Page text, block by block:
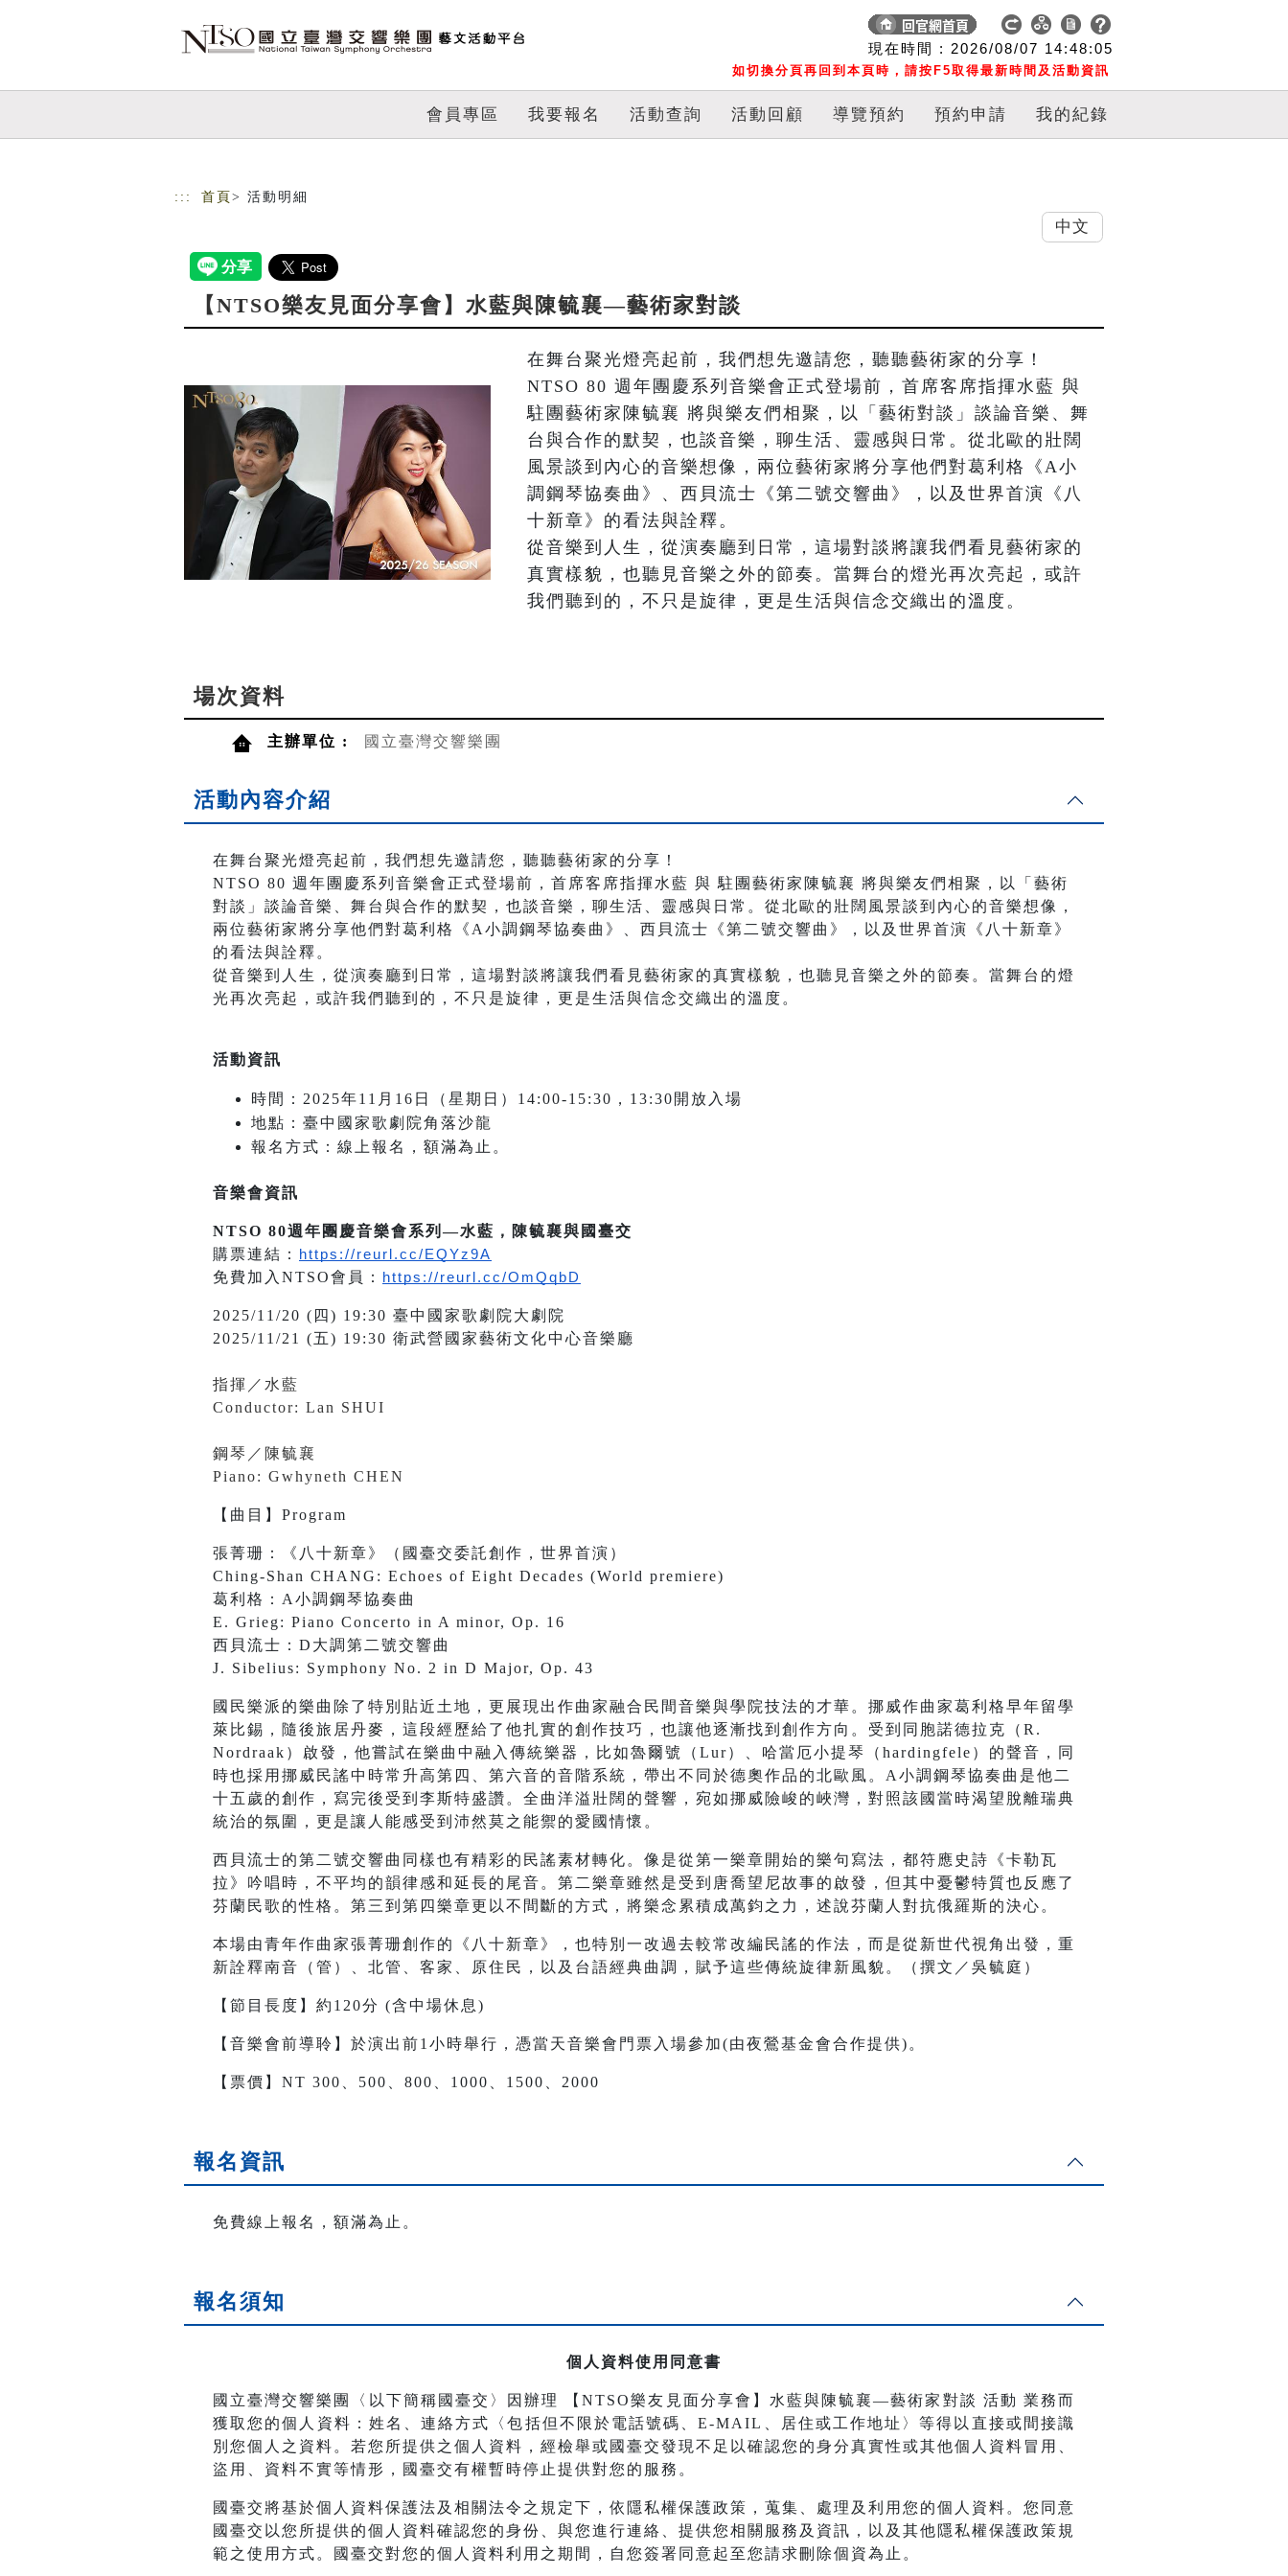
現在時間 : 2026/08/07 14:48:06
如切換分頁再回到本頁時，請按F5取得最新時間及活動資訊
會員專區 我要報名 活動查詢 活動回顧 導覽預約 預約申請 我的紀錄
::: 首頁 > 活動明細
【NTSO樂友見面分享會】水藍與陳毓襄—藝術家對談
在舞台聚光燈亮起前，我們想先邀請您，聽聽藝術家的分享！
NTSO 80 週年團慶系列音樂會正式登場前，首席客席指揮水藍 與
駐團藝術家陳毓襄 將與樂友們相聚，以「藝術對談」談論音樂、舞
台與合作的默契，也談音樂，聊生活、靈感與日常。從北歐的壯闊
風景談到內心的音樂想像，兩位藝術家將分享他們對葛利格《A小
調鋼琴協奏曲》、西貝流士《第二號交響曲》，以及世界首演《八
十新章》的看法與詮釋。
從音樂到人生，從演奏廳到日常，這場對談將讓我們看見藝術家的
真實樣貌，也聽見音樂之外的節奏。當舞台的燈光再次亮起，或許
我們聽到的，不只是旋律，更是生活與信念交織出的溫度。
場次資料
主辦單位 : 國立臺灣交響樂團
活動內容介紹
在舞台聚光燈亮起前，我們想先邀請您，聽聽藝術家的分享！
NTSO 80 週年團慶系列音樂會正式登場前，首席客席指揮水藍 與 駐團藝術家陳毓襄 將與樂友們相聚，以「藝術
對談」談論音樂、舞台與合作的默契，也談音樂，聊生活、靈感與日常。從北歐的壯闊風景談到內心的音樂想像，
兩位藝術家將分享他們對葛利格《A小調鋼琴協奏曲》、西貝流士《第二號交響曲》，以及世界首演《八十新章》
的看法與詮釋。
從音樂到人生，從演奏廳到日常，這場對談將讓我們看見藝術家的真實樣貌，也聽見音樂之外的節奏。當舞台的燈
光再次亮起，或許我們聽到的，不只是旋律，更是生活與信念交織出的溫度。
活動資訊
時間：2025年11月16日（星期日）14:00-15:30，13:30開放入場
地點：臺中國家歌劇院角落沙龍
報名方式：線上報名，額滿為止。
音樂會資訊
NTSO 80週年團慶音樂會系列—水藍，陳毓襄與國臺交
購票連結：
https://reurl.cc/EQYz9A
免費加入NTSO會員： https://reurl.cc/OmQqbD
2025/11/20 (四) 19:30 臺中國家歌劇院大劇院
2025/11/21 (五) 19:30 衛武營國家藝術文化中心音樂廳
指揮／水藍
Conductor: Lan SHUI
鋼琴／陳毓襄
Piano: Gwhyneth CHEN
【曲目】Program
張菁珊：《八十新章》（國臺交委託創作，世界首演）
Ching-Shan CHANG: Echoes of Eight Decades (World premiere)
葛利格：A小調鋼琴協奏曲
E. Grieg: Piano Concerto in A minor, Op. 16
西貝流士：D大調第二號交響曲
J. Sibelius: Symphony No. 2 in D Major, Op. 43
國民樂派的樂曲除了特別貼近土地，更展現出作曲家融合民間音樂與學院技法的才華。挪威作曲家葛利格早年留學
萊比錫，隨後旅居丹麥，這段經歷給了他扎實的創作技巧，也讓他逐漸找到創作方向。受到同胞諾德拉克（R.
Nordraak）啟發，他嘗試在樂曲中融入傳統樂器，比如魯爾號（Lur）、哈當厄小提琴（hardingfele）的聲音，同
時也採用挪威民謠中時常升高第四、第六音的音階系統，帶出不同於德奧作品的北歐風。A小調鋼琴協奏曲是他二
十五歲的創作，寫完後受到李斯特盛讚。全曲洋溢壯闊的聲響，宛如挪威險峻的峽灣，對照該國當時渴望脫離瑞典
統治的氛圍，更是讓人能感受到沛然莫之能禦的愛國情懷。
西貝流士的第二號交響曲同樣也有精彩的民謠素材轉化。像是從第一樂章開始的樂句寫法，都符應史詩《卡勒瓦
拉》吟唱時，不平均的韻律感和延長的尾音。第二樂章雖然是受到唐喬望尼故事的啟發，但其中憂鬱特質也反應了
芬蘭民歌的性格。第三到第四樂章更以不間斷的方式，將樂念累積成萬鈞之力，述說芬蘭人對抗俄羅斯的決心。
本場由青年作曲家張菁珊創作的《八十新章》，也特別一改過去較常改編民謠的作法，而是從新世代視角出發，重
新詮釋南音（管）、北管、客家、原住民，以及台語經典曲調，賦予這些傳統旋律新風貌。（撰文／吳毓庭）
【節目長度】約120分 (含中場休息)
【音樂會前導聆】於演出前1小時舉行，憑當天音樂會門票入場參加(由夜鶯基金會合作提供)。
【票價】NT 300、500、800、1000、1500、2000
報名資訊
免費線上報名，額滿為止。
報名須知
個人資料使用同意書
國立臺灣交響樂團〈以下簡稱國臺交〉因辦理 【NTSO樂友見面分享會】水藍與陳毓襄—藝術家對談 活動 業務而
獲取您的個人資料：姓名、連絡方式〈包括但不限於電話號碼、E-MAIL、居住或工作地址〉等得以直接或間接識
別您個人之資料。若您所提供之個人資料，經檢舉或國臺交發現不足以確認您的身分真實性或其他個人資料冒用、
盜用、資料不實等情形，國臺交有權暫時停止提供對您的服務。
國臺交將基於個人資料保護法及相關法令之規定下，依隱私權保護政策，蒐集、處理及利用您的個人資料。您同意
國臺交以您所提供的個人資料確認您的身份、與您進行連絡、提供您相關服務及資訊，以及其他隱私權保護政策規
範之使用方式。國臺交對您的個人資料利用之期間，自您簽署同意起至您請求刪除個資為止。